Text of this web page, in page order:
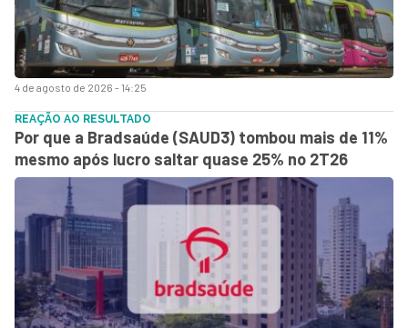
4 de agosto de 2026 - 14:25
REAÇÃO AO RESULTADO
Por que a Bradsaúde (SAUD3) tombou mais de 11%
mesmo após lucro saltar quase 25% no 2T26